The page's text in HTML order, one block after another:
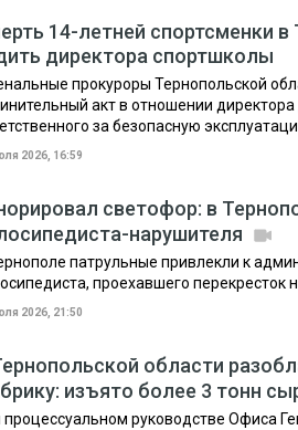
14-летней спортсменки
директора спортшколы
прокуроры Тернопольской
акт в отношении
за безопасную
2026, 16:59
светофор: в
нарушителя
патрульные привлекли к
проехавшего
2026, 21:50
области
изъято более 3 тонн
процессуальном руководстве Офиса